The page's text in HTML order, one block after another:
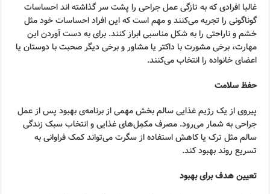
غالبا افرادی که به تازگی عمل جراحی را پشت سر گذاشته اند احساسات
گوناگونی را تجربه می‌کنند و مهم است که این افراد احساسات خود مثل
خشم و ناراحتی را به شکل مناسبی ابراز کنند. برای به دست آوردن این
مهارت، برخی مشورت با داکتر یا مشاور و برخی دیگر صحبت با دوستان یا
اعضای خانواده را انتخاب می‌کنند.
حفظ سلامت
پیروی از یک رژیم غذایی سالم بخش مهمی از برنامه‌ی بهبود پس از عمل
جراحی به شمار می‌رود. مصرف مکمِل‌های غذایی و انتخاب سبک زندگی
سالم مثل ترک یا کاهش استفاده از سگرت می‌تواند کمک فراوانی به
تسریع روند بهبود کند.
تعیین هدف برای بهبود